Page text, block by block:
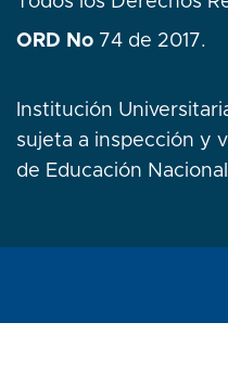
ORD No 74 de 2017.
Institución
sujeta a inspección y
de Educación